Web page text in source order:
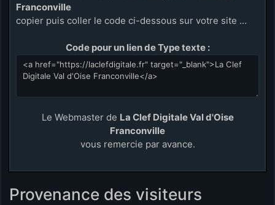
Franconville
copier puis coller le code ci-dessous sur votre site ...
Code pour un lien de Type texte :
Le Webmaster de La Clef Digitale Val d'Oise
Franconville
vous remercie par avance.
Provenance des visiteurs